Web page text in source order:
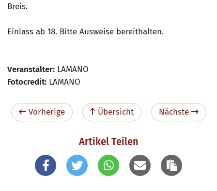
Breis.
Einlass ab 18. Bitte Ausweise bereithalten.
Veranstalter: LAMANO
Fotocredit: LAMANO
Vorherige Übersicht Nächste
Artikel Teilen